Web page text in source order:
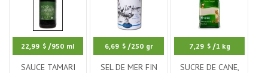
22,99 $ /950 ml
SAUCE TAMARI
6,69 $ /250 gr
SEL DE MER FIN
7,29 $ /1 kg
SUCRE DE CANE,